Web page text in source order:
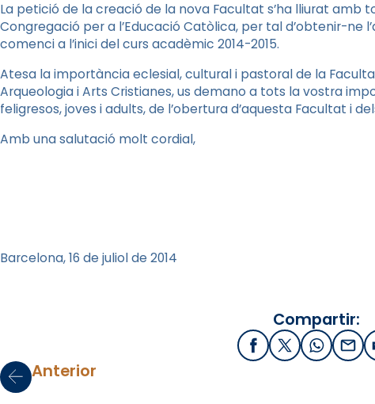
La petició de la creació de la nova Facultat s’ha lliurat amb
Congregació per a l’Educació Catòlica, per tal d’obtenir-ne
comenci a l’inici del curs acadèmic 2014-2015.
Atesa la importància eclesial, cultural i pastoral de la Facultat
Arqueologia i Arts Cristianes, us demano a tots la vostra
feligresos, joves i adults, de l’obertura d’aquesta Facultat i
Amb una salutació molt cordial,
Barcelona, 16 de juliol de 2014
Compartir:
FacebookX / Twitter
Anterior